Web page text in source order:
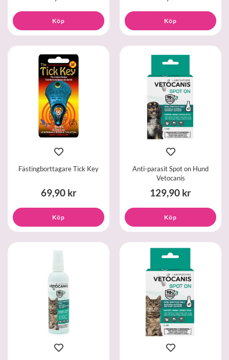
Köp Köp
Fästingborttagare Tick Key
69,90 kr
Köp
Anti-parasit Spot on Hund
Vetocanis
129,90 kr
Köp